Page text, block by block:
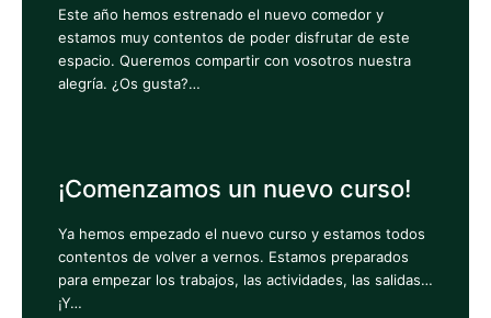
Este año hemos estrenado el nuevo comedor y
estamos muy contentos de poder disfrutar de este
espacio. Queremos compartir con vosotros nuestra
alegría. ¿Os gusta?…
¡Comenzamos un nuevo curso!
Ya hemos empezado el nuevo curso y estamos todos
contentos de volver a vernos. Estamos preparados
para empezar los trabajos, las actividades, las salidas…
¡Y…